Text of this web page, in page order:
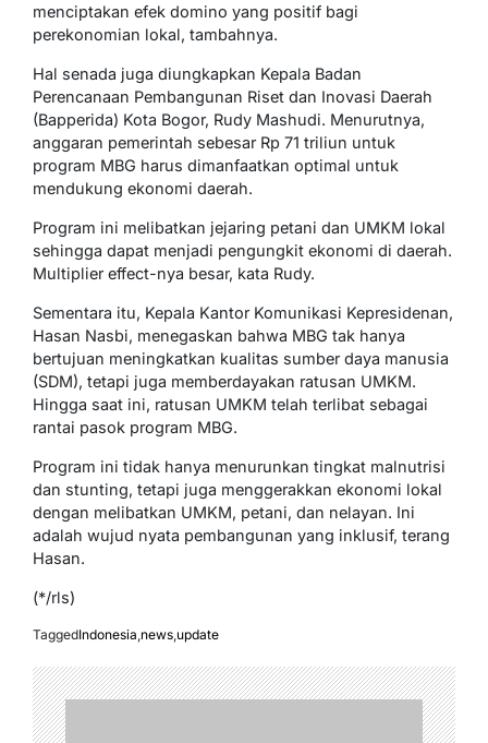
menciptakan efek domino yang positif bagi
perekonomian lokal, tambahnya.
Hal senada juga diungkapkan Kepala Badan
Perencanaan Pembangunan Riset dan Inovasi Daerah
(Bapperida) Kota Bogor, Rudy Mashudi. Menurutnya,
anggaran pemerintah sebesar Rp 71 triliun untuk
program MBG harus dimanfaatkan optimal untuk
mendukung ekonomi daerah.
Program ini melibatkan jejaring petani dan UMKM lokal
sehingga dapat menjadi pengungkit ekonomi di daerah.
Multiplier effect-nya besar, kata Rudy.
Sementara itu, Kepala Kantor Komunikasi Kepresidenan,
Hasan Nasbi, menegaskan bahwa MBG tak hanya
bertujuan meningkatkan kualitas sumber daya manusia
(SDM), tetapi juga memberdayakan ratusan UMKM.
Hingga saat ini, ratusan UMKM telah terlibat sebagai
rantai pasok program MBG.
Program ini tidak hanya menurunkan tingkat malnutrisi
dan stunting, tetapi juga menggerakkan ekonomi lokal
dengan melibatkan UMKM, petani, dan nelayan. Ini
adalah wujud nyata pembangunan yang inklusif, terang
Hasan.
(*/rls)
TaggedIndonesia,news,update